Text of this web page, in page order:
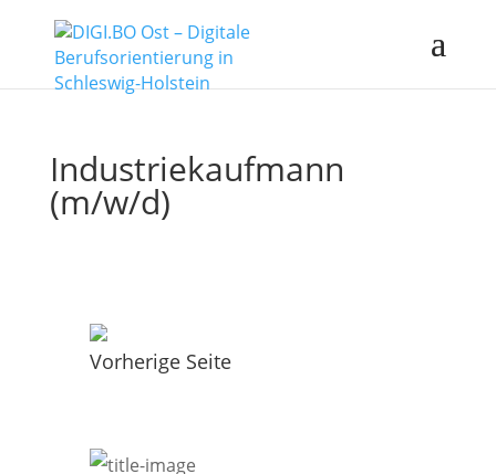
Industriekaufmann
(m/w/d)
Vorherige Seite